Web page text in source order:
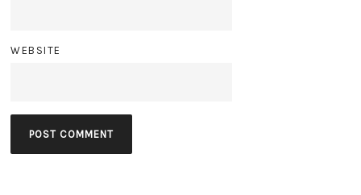
WEBSITE